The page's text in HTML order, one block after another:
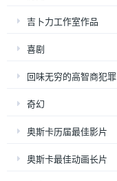
吉卜力工作室作品
喜剧
回味无穷的高智商犯罪
奇幻
奥斯卡历届最佳影片
奥斯卡最佳动画长片